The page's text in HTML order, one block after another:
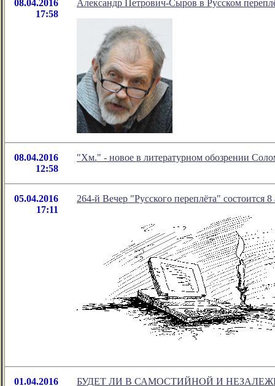
08.04.2016
17:58
Александр Петрович-Сыров в Русском
08.04.2016
12:58
"Хм." - новое в литературном обозрении
05.04.2016
17:11
264-й Вечер "Русского переплёта" состоится 8
01.04.2016
БУДЕТ ЛИ В САМОСТИЙНОЙ И